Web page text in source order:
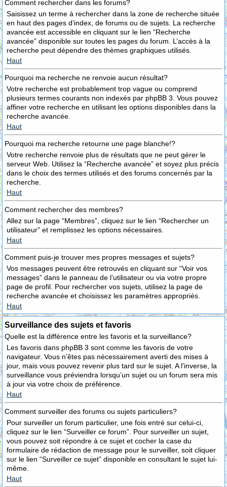
Comment rechercher dans les forums?
Saisissez un terme à rechercher dans la zone de recherche située
en haut des pages d’index, de forums ou de sujets. La recherche
avancée est accessible en cliquant sur le lien “Recherche
avancée” disponible sur toutes les pages du forum. L’accès à la
recherche peut dépendre des thèmes graphiques utilisés.
Haut
Pourquoi ma recherche ne renvoie aucun résultat?
Votre recherche est probablement trop vague ou comprend
plusieurs termes courants non indexés par phpBB 3. Vous pouvez
affiner votre recherche en utilisant les options disponibles dans la
recherche avancée.
Haut
Pourquoi ma recherche retourne une page blanche!?
Votre recherche renvoie plus de résultats que ne peut gérer le
serveur Web. Utilisez la “Recherche avancée” et soyez plus précis
dans le choix des termes utilisés et des forums concernés par la
recherche.
Haut
Comment rechercher des membres?
Allez sur la page “Membres”, cliquez sur le lien “Rechercher un
utilisateur” et remplissez les options nécessaires.
Haut
Comment puis-je trouver mes propres messages et sujets?
Vos messages peuvent être retrouvés en cliquant sur “Voir vos
messages” dans le panneau de l’utilisateur ou via votre propre
page de profil. Pour rechercher vos sujets, utilisez la page de
recherche avancée et choisissez les paramètres appropriés.
Haut
Surveillance des sujets et favoris
Quelle est la différence entre les favoris et la surveillance?
Les favoris dans phpBB 3 sont comme les favoris de votre
navigateur. Vous n’êtes pas nécessairement averti des mises à
jour, mais vous pouvez revenir plus tard sur le sujet. A l’inverse, la
surveillance vous préviendra lorsqu’un sujet ou un forum sera mis
à jour via votre choix de préférence.
Haut
Comment surveiller des forums ou sujets particuliers?
Pour surveiller un forum particulier, une fois entré sur celui-ci,
cliquez sur le lien “Surveiller ce forum”. Pour surveiller un sujet,
vous pouvez soit répondre à ce sujet et cocher la case du
formulaire de rédaction de message pour le surveiller, soit cliquer
sur le lien “Surveiller ce sujet” disponible en consultant le sujet lui-
même.
Haut